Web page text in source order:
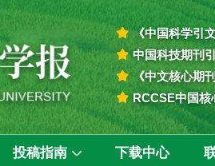
《中国科学引
中国科技期刊
《中文核心期
RCCSE中国核
投稿指南 下载中心